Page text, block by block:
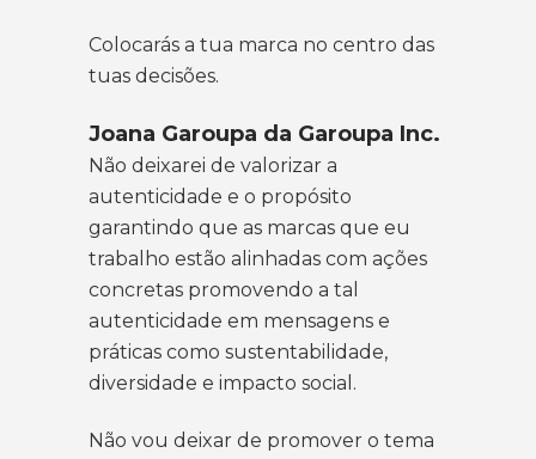
Colocarás a tua marca no centro das
tuas decisões.
Joana Garoupa da Garoupa Inc.
Não deixarei de valorizar a
autenticidade e o propósito
garantindo que as marcas que eu
trabalho estão alinhadas com ações
concretas promovendo a tal
autenticidade em mensagens e
práticas como sustentabilidade,
diversidade e impacto social.
Não vou deixar de promover o tema